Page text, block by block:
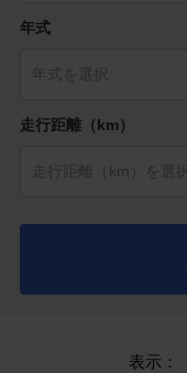
年式
走行距離（km）
表示：